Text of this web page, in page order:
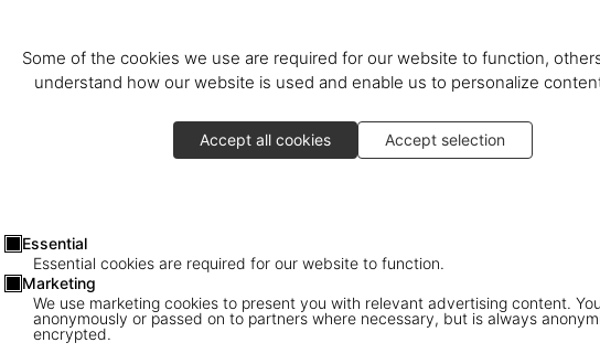
Some of the cookies we use are required for our website to function,
understand how our website is used and enable us to personalize
Accept all cookies Accept selection
Essential
Essential cookies are required for our website to function.
Marketing
We use marketing cookies to present you with relevant advertising content.
anonymously or passed on to partners where necessary, but is always
encrypted.